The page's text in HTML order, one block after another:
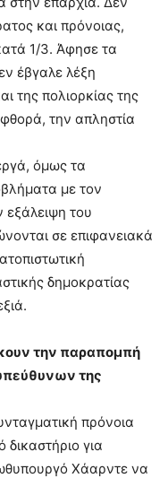
και πρόνοιας,
1/3. Άφησε τα
έβγαλε λέξη
της πολιορκίας της
την απληστία
όμως τα
με τον
εξάλειψη του
σε επιφανειακά
δημοκρατίας
την παραπομπή
της
πρόνοια
δικαστήριο για
Χάαρντε να